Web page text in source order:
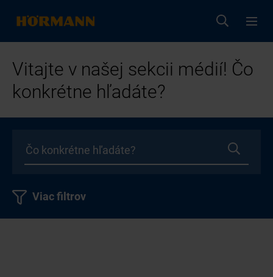
Vitajte v našej sekcii médií! Čo
konkrétne hľadáte?
Viac filtrov